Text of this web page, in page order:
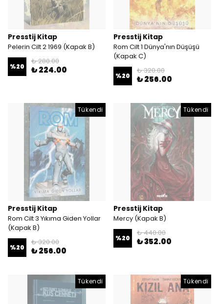
Presstij Kitap
Pelerin Cilt 2 1969 (Kapak B)
%20
₺ 280.00
₺ 224.00
Presstij Kitap
Rom Cilt 1 Dünya'nın Düşüşü
(Kapak C)
%20
₺ 320.00
₺ 256.00
Tükendi
Presstij Kitap
Rom Cilt 3 Yıkıma Giden Yollar
(Kapak B)
%20
₺ 320.00
₺ 256.00
Tükendi
Presstij Kitap
Mercy (Kapak B)
%20
₺ 440.00
₺ 352.00
Tükendi Tükendi